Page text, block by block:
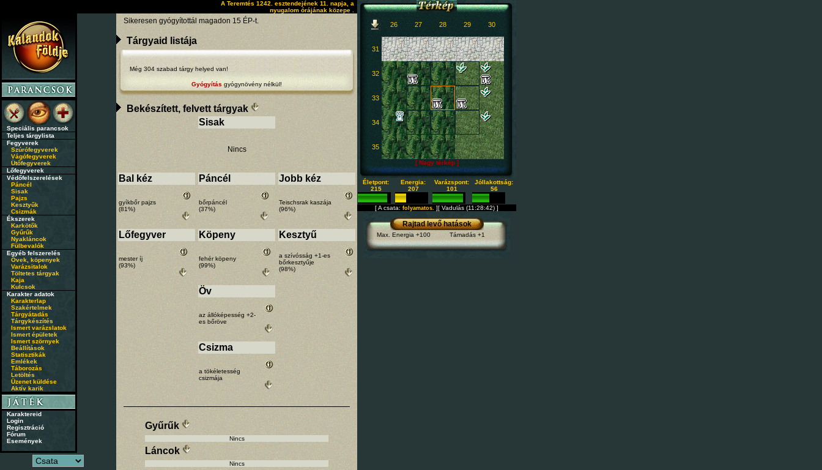
A Teremtés 1242. esztendejének 11. napja, a
nyugalom órájának közepe .
Speciális parancsok
Teljes tárgylista
Fegyverek
Szúrófegyverek
Vágófegyverek
Ütőfegyverek
Lőfegyverek
Védőfelszerelések
Páncél
Sisak
Pajzs
Kesztyűk
Csizmák
Ékszerek
Karkötők
Gyűrűk
Nyakláncok
Fülbevalók
Egyéb felszerelés
Övek, köpenyek
Varázsitalok
Töltetes tárgyak
Kaja
Kulcsok
Karakter adatok
Karakterlap
Szakértelmek
Tárgyátadás
Tárgykészítés
Ismert varázslatok
Ismert épületek
Ismert szörnyek
Beállítások
Statisztikák
Emlékek
Táborozás
Letöltés
Üzenet küldése
Aktív karik
Karaktereid
Login
Regisztráció
Fórum
Események
Sikeresen gyógyítottál magadon 15 ÉP-t.
Tárgyaid listája
Még 304 szabad tárgy helyed van!
Gyógyítás gyógynövény nélkül!
Bekészített, felvett tárgyak
Sisak
Nincs
Bal kéz
gyíkbőr pajzs
(81%)
Páncél
bőrpáncél
(37%)
Jobb kéz
Teischsrak kaszája
(96%)
Lőfegyver
mester íj
(93%)
Köpeny
fehér köpeny
(99%)
Kesztyű
a szívósság +1-es
bőrkesztyűje
(98%)
Öv
az állóképesség +2-
es bőröve
Csizma
a tökéletesség
csizmája
Gyűrűk
Nincs
Láncok
Nincs
26 27 28 29 30
31
32
33
34
35
[ Nagy térkép ]
Életpont:
215
Energia:
207
Varázspont:
101
Jóllakottság:
56
[ A csata: folyamatos. ][ Vadulás (11:28:42) ]
Rajtad levő hatások
Max. Energia +100 Támadás +1